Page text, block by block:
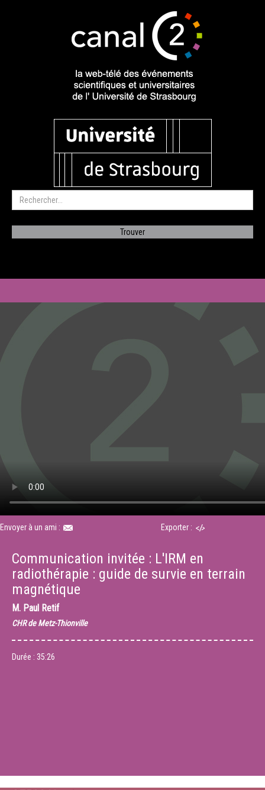
Envoyer à un ami : Exporter :
Communication invitée : L'IRM en
radiothérapie : guide de survie en terrain
magnétique
M. Paul Retif
CHR de Metz-Thionville
Durée : 35:26